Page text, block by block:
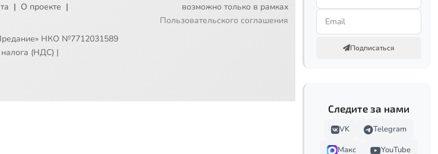
| О проекте |
НКО №7712031589
(НДС) |
возможно только в рамках
Пользовательского соглашения
Подписаться
Следите за нами
VK
Telegram
Макс
YouTube